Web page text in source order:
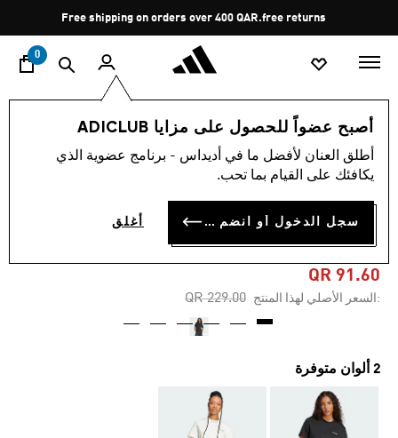
Pause
promotion
rotation
Free shipping on orders over 400 QAR.free returns
0
أصبح عضواً للحصول على مزايا ADICLUB
أطلق العنان لأفضل ما في أديداس - برنامج عضوية الذي
يكافئك على القيام بما تحب.
سجل الدخول أو انضم الآن أغلق
النساء الملابس
-60%
تيشيرت TREFOIL SERIES
SPORTS CLUB LOOSE
QR 91.60
:السعر الأصلي لهذا المنتج Price reduced from
QR 229.00
to
2 ألوان متوفرة